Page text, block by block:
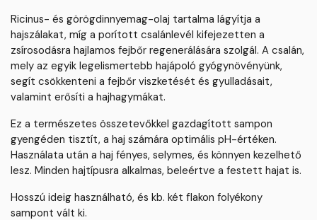
Ricinus- és görögdinnyemag-olaj tartalma lágyítja a
hajszálakat, míg a porított csalánlevél kifejezetten a
zsírosodásra hajlamos fejbőr regenerálására szolgál. A csalán,
mely az egyik legelismertebb hajápoló gyógynövényünk,
segít csökkenteni a fejbőr viszketését és gyulladásait,
valamint erősíti a hajhagymákat.
Ez a természetes összetevőkkel gazdagított sampon
gyengéden tisztít, a haj számára optimális pH-értéken.
Használata után a haj fényes, selymes, és könnyen kezelhető
lesz. Minden hajtípusra alkalmas, beleértve a festett hajat is.
Hosszú ideig használható, és kb. két flakon folyékony
sampont vált ki.